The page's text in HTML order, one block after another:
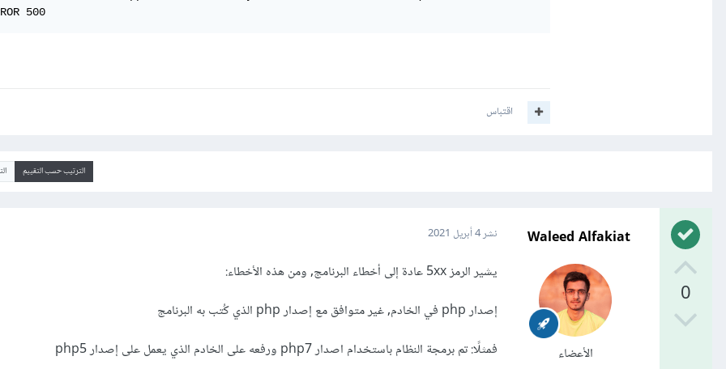
500
اقتباس
الترتيب حسب التقييم
0
Waleed Alfakiat
الأعضاء
نشر4 أبريل 2021
يشير الرمز 5xx عادة إلى أخطاء البرنامج, ومن هذه الأخطاء:
إصدار php في الخادم, غير متوافق مع إصدار php الذي كُتب به البرنامج
فمثلًا: تم برمجة النظام باستخدام اصدار php7 ورفعه على الخادم الذي يعمل على إصدار php5